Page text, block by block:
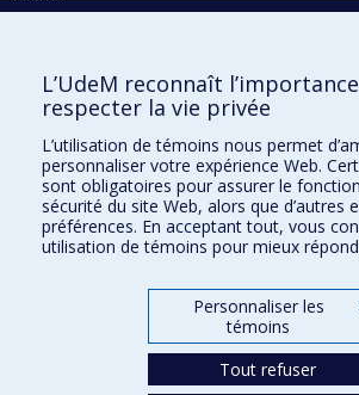
Comment soutenir l'École?
BESOIN D'AIDE?
Plan du site
Signaler une erreur
Accessibilité
FACULTÉ DES ARTS ET DES SCIENCES
Nos départements et écoles
L’UdeM reconnaît
respecter la vie privée
L’utilisation de témoins nous permet
personnaliser votre expérience Web.
sont obligatoires pour assurer le
sécurité du site Web, alors que d’autres
préférences. En acceptant tout, vous
utilisation de témoins pour mieux
Personnaliser les
témoins
Tout refuser